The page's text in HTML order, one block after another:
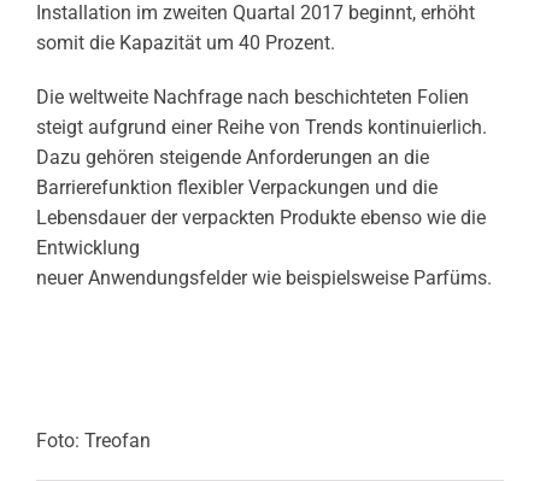
Installation im zweiten Quartal 2017 beginnt, erhöht
somit die Kapazität um 40 Prozent.
Die weltweite Nachfrage nach beschichteten Folien
steigt aufgrund einer Reihe von Trends kontinuierlich.
Dazu gehören steigende Anforderungen an die
Barrierefunktion flexibler Verpackungen und die
Lebensdauer der verpackten Produkte ebenso wie die
Entwicklung
neuer Anwendungsfelder wie beispielsweise Parfüms.
Foto: Treofan